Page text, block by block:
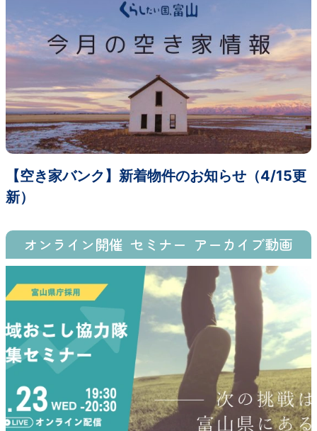
【空き家バンク】新着物件のお知らせ（4/15更
新）
オンライン開催 セミナー アーカイブ動画